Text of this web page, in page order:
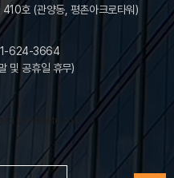
호 (관양동, 평촌아크로타워)
624-3664
및 공휴일 휴무)
by website.co.kr